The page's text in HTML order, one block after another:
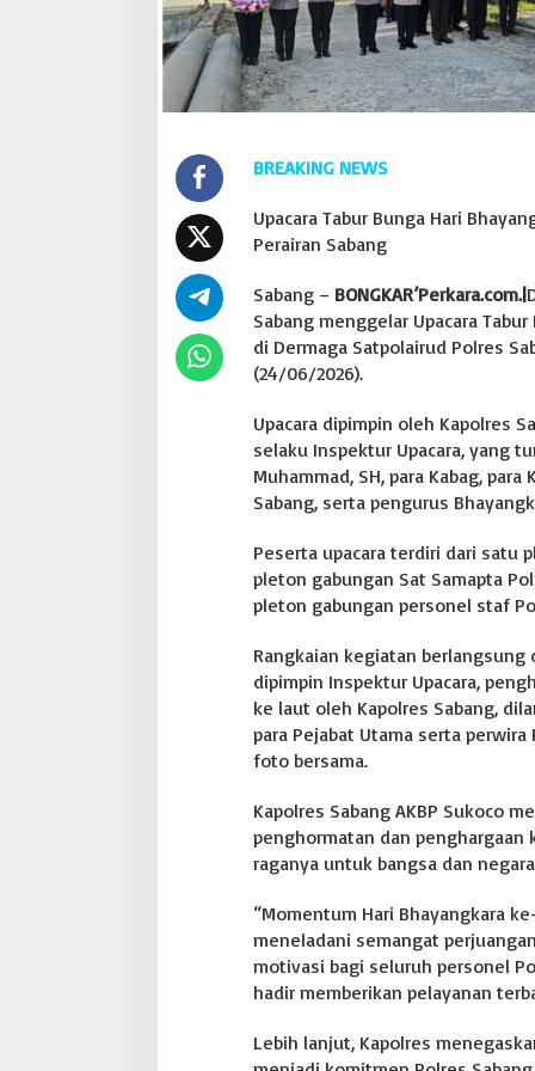
a
n
g
K
e
n
s
P
a
a
a
n
P
r
a
n
S
a
b
a
n
|
B
K
A
R
r
BREAKING NEWS
Upacara Tabur Bunga Hari
Perairan Sabang
Sabang – BONGKAR’Perkara.com.|
Sabang menggelar Upacara
di Dermaga Satpolairud Polres
(24/06/2026).
Upacara dipimpin oleh Kapolres
selaku Inspektur Upacara, yang
Muhammad, SH, para Kabag,
Sabang, serta pengurus
Peserta upacara terdiri dari satu
pleton gabungan Sat Samapta
pleton gabungan personel staf
Rangkaian kegiatan
dipimpin Inspektur Upacara,
ke laut oleh Kapolres Sabang,
para Pejabat Utama serta
foto bersama.
Kapolres Sabang AKBP Sukoco
penghormatan dan penghargaan
raganya untuk bangsa dan
“Momentum Hari Bhayangkara
meneladani semangat
motivasi bagi seluruh personel
hadir memberikan pelayanan
Lebih lanjut, Kapolres